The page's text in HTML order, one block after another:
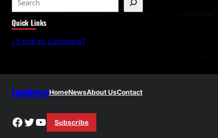
e
a
Quick Links
¿Y qué es Lumbrera?
LumbreraHomeNewsAbout UsContact
Facebook
Twitter
YouTube
Subscribe